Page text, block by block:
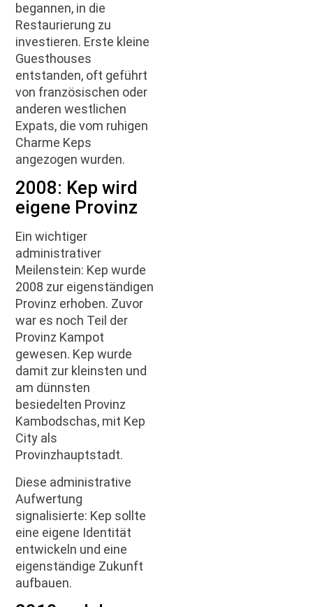
begannen, in die
Restaurierung zu
investieren. Erste kleine
Guesthouses
entstanden, oft geführt
von französischen oder
anderen westlichen
Expats, die vom ruhigen
Charme Keps
angezogen wurden.
2008: Kep wird
eigene Provinz
Ein wichtiger
administrativer
Meilenstein: Kep wurde
2008 zur eigenständigen
Provinz erhoben. Zuvor
war es noch Teil der
Provinz Kampot
gewesen. Kep wurde
damit zur kleinsten und
am dünnsten
besiedelten Provinz
Kambodschas, mit Kep
City als
Provinzhauptstadt.
Diese administrative
Aufwertung
signalisierte: Kep sollte
eine eigene Identität
entwickeln und eine
eigenständige Zukunft
aufbauen.